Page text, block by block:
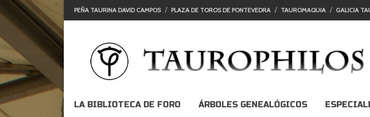
PEÑA TAURINA DAVID CAMPOS PLAZA DE TOROS DE PONTEVEDRA TAUROMAQUIA GALICIA
LA BIBLIOTECA DE FORO ÁRBOLES GENEALÓGICOS